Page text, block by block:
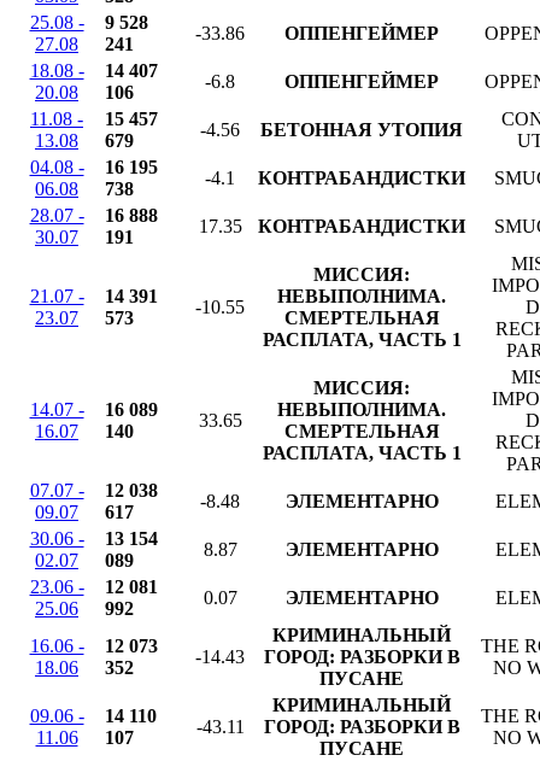
25.08 -
27.08
9 528
241
-33.86 ОППЕНГЕЙМЕР
18.08 -
20.08
14 407
106
-6.8 ОППЕНГЕЙМЕР
11.08 -
13.08
15 457
679
-4.56 БЕТОННАЯ УТОПИЯ
04.08 -
06.08
16 195
738
-4.1 КОНТРАБАНДИСТКИ
28.07 -
30.07
16 888
191
17.35 КОНТРАБАНДИСТКИ
21.07 -
23.07
14 391
573
-10.55
МИССИЯ:
НЕВЫПОЛНИМА.
СМЕРТЕЛЬНАЯ
РАСПЛАТА, ЧАСТЬ 1
14.07 -
16.07
16 089
140
33.65
МИССИЯ:
НЕВЫПОЛНИМА.
СМЕРТЕЛЬНАЯ
РАСПЛАТА, ЧАСТЬ 1
07.07 -
09.07
12 038
617
-8.48 ЭЛЕМЕНТАРНО
30.06 -
02.07
13 154
089
8.87 ЭЛЕМЕНТАРНО
23.06 -
25.06
12 081
992
0.07 ЭЛЕМЕНТАРНО
16.06 -
18.06
12 073
352
-14.43
КРИМИНАЛЬНЫЙ
ГОРОД: РАЗБОРКИ В
ПУСАНЕ
THE
NO
09.06 -
11.06
14 110
107
-43.11
КРИМИНАЛЬНЫЙ
ГОРОД: РАЗБОРКИ В
ПУСАНЕ
THE
NO